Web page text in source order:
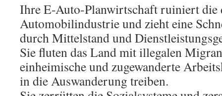
Ihre E-Auto-Planwirtschaft ruiniert die
Automobilindustrie und zieht eine
durch Mittelstand und
Sie fluten das Land mit illegalen
einheimische und zugewanderte
in die Auswanderung treiben.